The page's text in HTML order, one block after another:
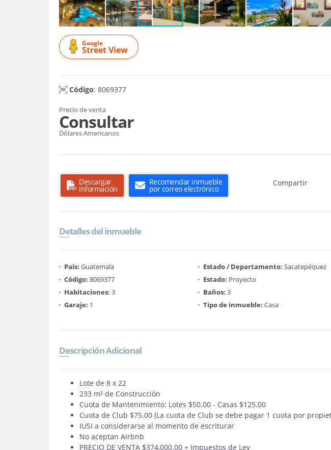
Google
Street View
Código: 8069377
Precio de venta
Consultar
Dólares Americanos
Descargar
información
Recomendar inmueble
por correo electrónico
Compartir
Detalles del inmueble
País: Guatemala Estado / Departamento: Sacatepéquez
Código: 8069377 Estado: Proyecto
Habitaciones: 3 Baños: 3
Garaje: 1 Tipo de inmueble: Casa
Descripción Adicional
Lote de 8 x 22
233 m² de Construcción
Cuota de Mantenimiento: Lotes $50.00 - Casas $125.00
Cuota de Club $75.00 (La cuota de Club se debe pagar 1 cuota por
IUSI a considerarse al momento de escriturar
No aceptan Airbnb
PRECIO DE VENTA $374,000.00 + Impuestos de Ley